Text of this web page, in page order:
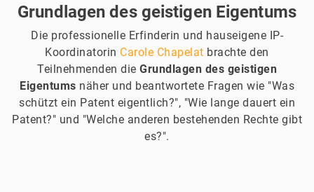
Grundlagen des geistigen Eigentums
Die professionelle Erfinderin und hauseigene IP-
Koordinatorin Carole Chapelat brachte den
Teilnehmenden die Grundlagen des geistigen
Eigentums näher und beantwortete Fragen wie "Was
schützt ein Patent eigentlich?", "Wie lange dauert ein
Patent?" und "Welche anderen bestehenden Rechte gibt
es?".